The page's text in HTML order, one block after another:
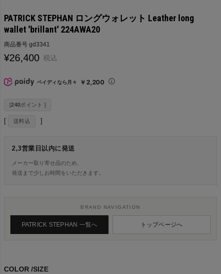
PATRICK STEPHAN ロングウォレット Leather long
wallet 'brillant' 224AWA20
商品番号 gd3341
¥26,400 税込
ペイディなら月々 ￥2,200
[240ポイント ]
送料込
2,3営業日以内に発送
メーカー取り寄せ品のため、
発送まで少しお時間をいただきます。
BRAND NAVIGATION
PATRICK STEPHAN 一覧へ トップページへ
COLOR SIZE